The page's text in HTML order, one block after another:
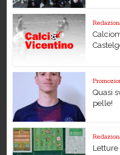
Quasi
pelle!